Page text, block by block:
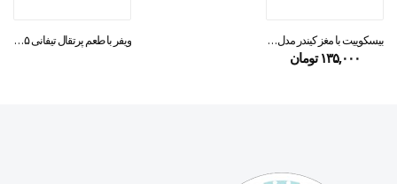
بیسکوییت با مغز کیندر مدل کارتز۲۵ گرمی
۱۳۵,۰۰۰ تومان
ویفر با طعم پرتقال تیفانی ۱۳۵ گرمی